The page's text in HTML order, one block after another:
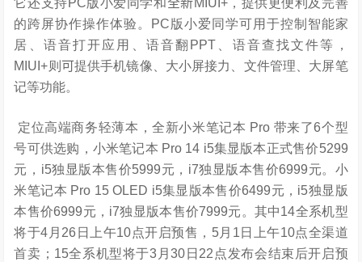
它还支持PC版小爱同学和 全新 MIUI+，提供更便利及完善
的跨屏协作操作体验。
PC版小爱同学可用于控制智能家
居、语音打开应用、语音翻PPT、语音查找文件等，
MIUI+则 可提供手机镜像、大小屏接力、文件管理、大屏笔
记等功能。
定位高端商务轻薄本，全新小米笔记本 Pro 带来了6个型
号可供选购，小米笔记本 Pro 14 i5集显版本正式售价5299
元， i5独显版本售价5999元， i7独显版本售价6999元。小
米笔记本 Pro 15 OLED i5集显版本售价6499元， i5独显版
本售价6999元， i7独显版本售价7999元。其中14全系机型
将于4 月 26 日上午10点开启预售， 5月 1 日上午10点全渠道
首卖； 15全系机型将于3 月30日 22 点发布会结束后开启预